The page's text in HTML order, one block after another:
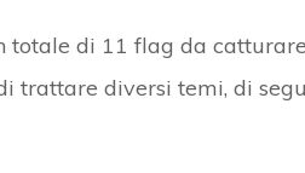
di 11 flag da
trattare diversi temi, di